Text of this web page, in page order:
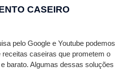
CASEIRO
pelo Google e Youtube podemos
caseiras que prometem o
barato. Algumas dessas soluções